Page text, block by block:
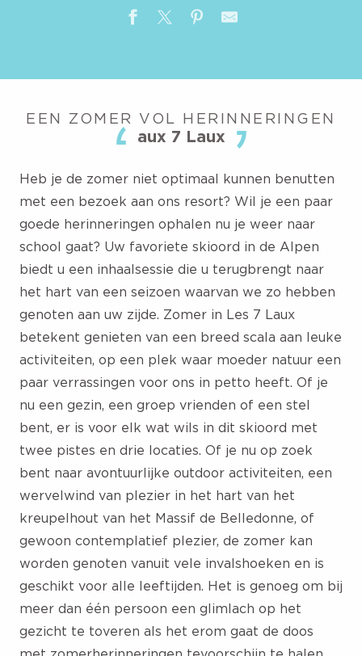
EEN ZOMER VOL HERINNERINGEN
aux 7 Laux
Heb je de zomer niet optimaal kunnen benutten
met een bezoek aan ons resort? Wil je een paar
goede herinneringen ophalen nu je weer naar
school gaat? Uw favoriete skioord in de Alpen
biedt u een inhaalsessie die u terugbrengt naar
het hart van een seizoen waarvan we zo hebben
genoten aan uw zijde. Zomer in Les 7 Laux
betekent genieten van een breed scala aan leuke
activiteiten, op een plek waar moeder natuur een
paar verrassingen voor ons in petto heeft. Of je
nu een gezin, een groep vrienden of een stel
bent, er is voor elk wat wils in dit skioord met
twee pistes en drie locaties. Of je nu op zoek
bent naar avontuurlijke outdoor activiteiten, een
wervelwind van plezier in het hart van het
kreupelhout van het Massif de Belledonne, of
gewoon contemplatief plezier, de zomer kan
worden genoten vanuit vele invalshoeken en is
geschikt voor alle leeftijden. Het is genoeg om bij
meer dan één persoon een glimlach op het
gezicht te toveren als het erom gaat de doos